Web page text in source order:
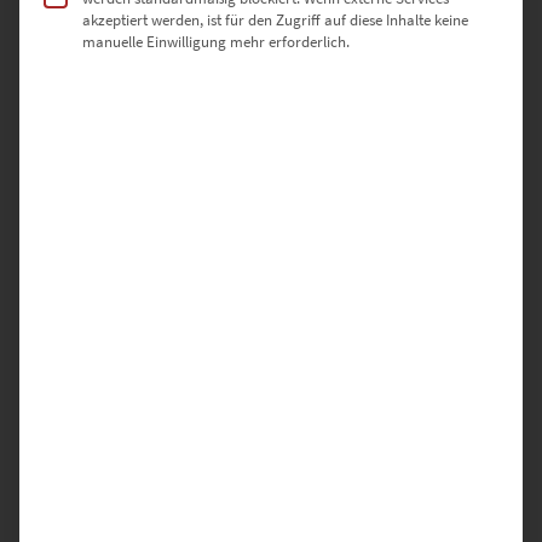
SCHREIBE DIE ERSTE BEWERTUNG FÜR „EZ00749 WINTER IS
COMING“
akzeptiert werden, ist für den Zugriff auf diese Inhalte keine
manuelle Einwilligung mehr erforderlich.